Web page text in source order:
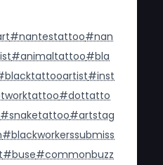
#nantestattoo#nan
#animaltattoo#bla
#inst
#dottatto
#snaketattoo#artstag
#blackworkerssubmiss
#buse#commonbuzz